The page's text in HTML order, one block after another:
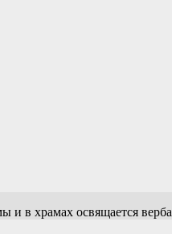
и в храмах освящается верба